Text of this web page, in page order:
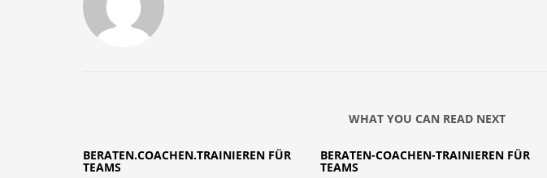
WHAT YOU CAN READ NEXT
BERATEN.COACHEN.TRAINIEREN FÜR
TEAMS
BERATEN-COACHEN-TRAINIEREN FÜR
TEAMS